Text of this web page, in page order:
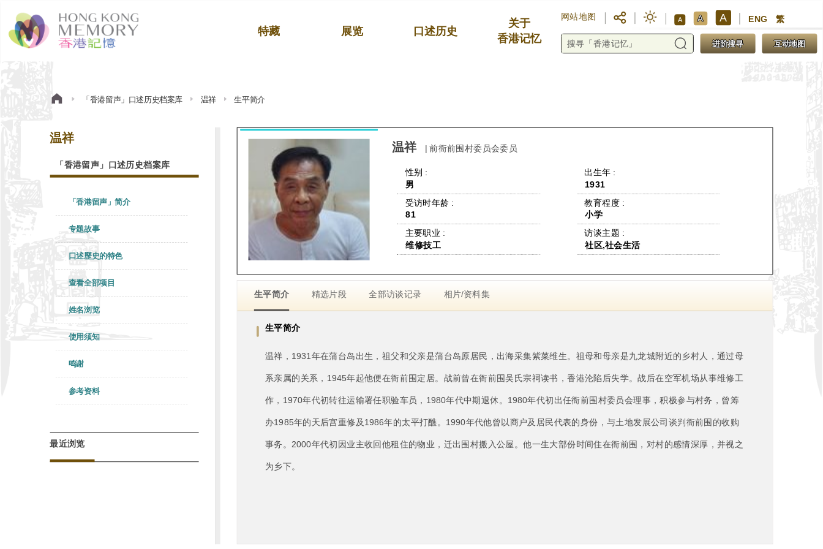
特藏 展览 口述历史
关于
香港记忆
网站地图 A A A ENG 繁
进阶搜寻 互动地图
「香港留声」口述历史档案库 温祥 生平简介
温祥
「香港留声」口述历史档案库
「香港留声」简介
专题故事
口述歷史的特色
查看全部项目
姓名浏览
使用须知
鸣谢
参考资料
最近浏览
温祥 | 前衙前围村委员会委员
性别 :
男
受访时年龄 :
81
主要职业 :
维修技工
出生年 :
1931
教育程度 :
小学
访谈主题 :
社区,社会生活
生平简介 精选片段 全部访谈记录 相片/资料集
生平简介
温祥，1931年在蒲台岛出生，祖父和父亲是蒲台岛原居民，出海采集紫菜维生。祖母和母亲是九龙城附近的乡村人，通过母
系亲属的关系，1945年起他便在衙前围定居。战前曾在衙前围吴氏宗祠读书，香港沦陷后失学。战后在空军机场从事维修工
作，1970年代初转往运输署任职验车员，1980年代中期退休。1980年代初出任衙前围村委员会理事，积极参与村务，曾筹
办1985年的天后宫重修及1986年的太平打醮。1990年代他曾以商户及居民代表的身份，与土地发展公司谈判衙前围的收购
事务。2000年代初因业主收回他租住的物业，迁出围村搬入公屋。他一生大部份时间住在衙前围，对村的感情深厚，并视之
为乡下。